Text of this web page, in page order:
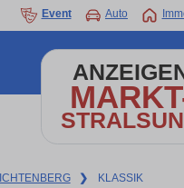
Event Auto
❯ KLASSIK